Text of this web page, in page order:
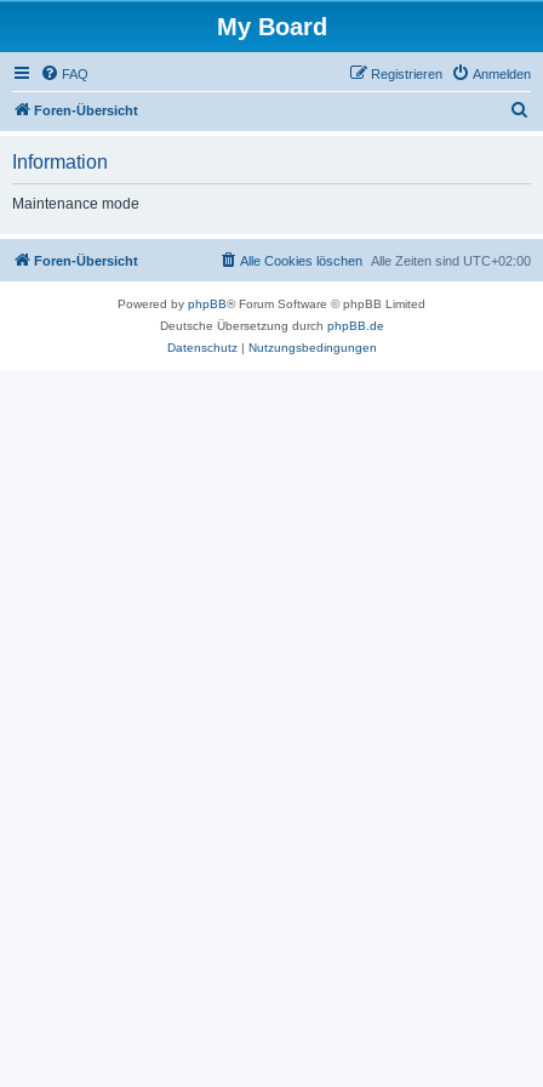
My Board
FAQ Anmelden
Registrieren
Foren-Übersicht
Information
Maintenance mode
Foren-Übersicht Alle Zeiten sind UTC+02:00
Alle Cookies löschen
Powered by phpBB® Forum Software © phpBB Limited
Deutsche Übersetzung durch phpBB.de
Datenschutz| Nutzungsbedingungen